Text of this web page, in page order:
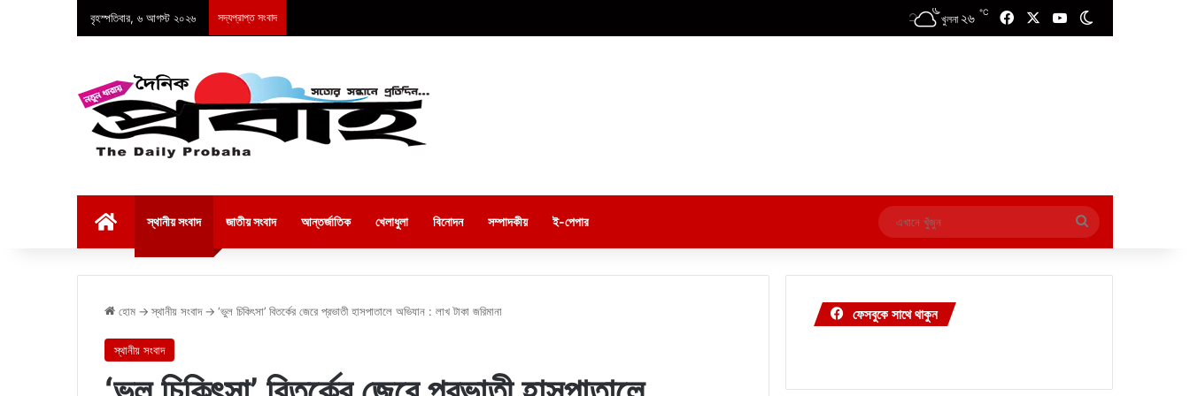
বৃহস্পতিবার, ৬ আগস্ট ২০২৬ সদ্যপ্রাপ্ত সংবাদ খুলনা ২৬ ℃ FacebookYouTube
স্থানীয় সংবাদ জাতীয় সংবাদ আন্তর্জাতিক খেলাধুলা বিনোদন সম্পাদকীয় ই-পেপার
এখানে
খুঁজুন
হোম → স্থানীয় সংবাদ → ‘ভুল চিকিৎসা’ বিতর্কের জেরে প্রভাতী হাসপাতালে অভিযান : লাখ টাকা জরিমানা
স্থানীয় সংবাদ
ফেসবুকে সাথে থাকুন